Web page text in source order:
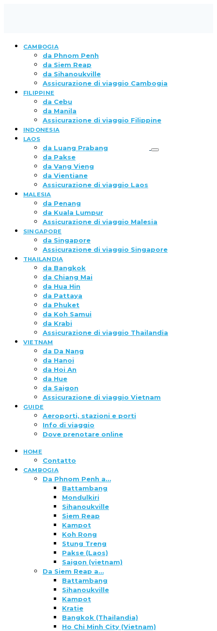
CAMBOGIA
da Phnom Penh
da Siem Reap
da Sihanoukville
Assicurazione di viaggio Cambogia
FILIPPINE
da Cebu
da Manila
Assicurazione di viaggio Filippine
INDONESIA
LAOS
da Luang Prabang
da Pakse
da Vang Vieng
da Vientiane
Assicurazione di viaggio Laos
MALESIA
da Penang
da Kuala Lumpur
Assicurazione di viaggio Malesia
SINGAPORE
da Singapore
Assicurazione di viaggio Singapore
THAILANDIA
da Bangkok
da Chiang Mai
da Hua Hin
da Pattaya
da Phuket
da Koh Samui
da Krabi
Assicurazione di viaggio Thailandia
VIETNAM
da Da Nang
da Hanoi
da Hoi An
da Hue
da Saigon
Assicurazione di viaggio Vietnam
GUIDE
Aeroporti, stazioni e porti
Info di viaggio
Dove prenotare online
HOME
Contatto
CAMBOGIA
Da Phnom Penh a…
Battambang
Mondulkiri
Sihanoukville
Siem Reap
Kampot
Koh Rong
Stung Treng
Pakse (Laos)
Saigon (vietnam)
Da Siem Reap a…
Battambang
Sihanoukville
Kampot
Kratie
Bangkok (Thailandia)
Ho Chi Minh City (Vietnam)